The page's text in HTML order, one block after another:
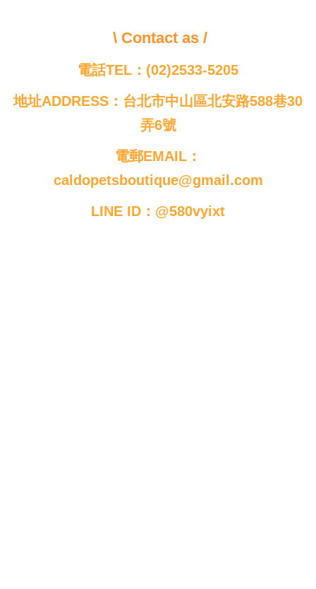
\ Contact as /
電話TEL：(02)2533-5205
地址ADDRESS：台北市中山區北安路588巷30
弄6號
電郵EMAIL：
caldopetsboutique@gmail.com
LINE ID：@580vyixt